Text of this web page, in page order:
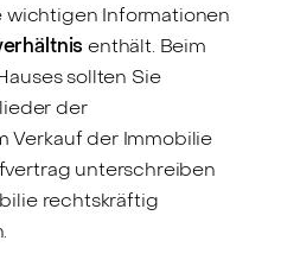
wichtigen Informationen
enthält. Beim
sollten Sie
der
Verkauf der Immobilie
unterschreiben
rechtskräftig